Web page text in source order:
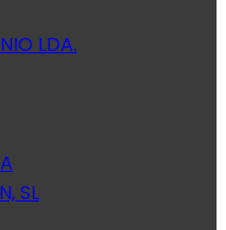
LDA.
SL